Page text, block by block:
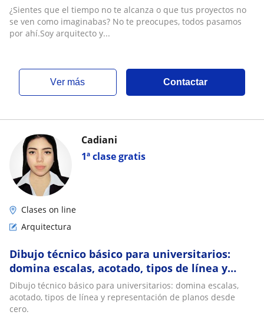
¿Sientes que el tiempo no te alcanza o que tus proyectos no
se ven como imaginabas? No te preocupes, todos pasamos
por ahí.Soy arquitecto y...
ver más Contactar
1ª clase gratis
Cadiani
Clases on line
Arquitectura
Dibujo técnico básico para universitarios:
domina escalas, acotado, tipos de línea y
representación de planos desde cero
Dibujo técnico básico para universitarios: domina escalas,
acotado, tipos de línea y representación de planos desde
cero.